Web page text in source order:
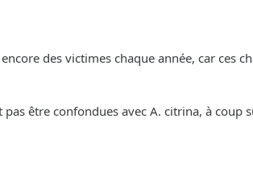
des victimes chaque année, car ces
pas être confondues avec A. citrina, à